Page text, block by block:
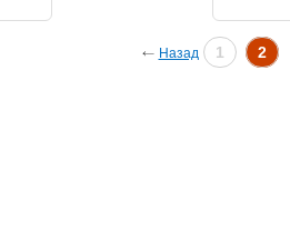
Назад 1 2